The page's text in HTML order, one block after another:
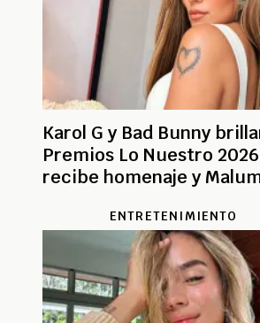
Karol G y Bad Bunny
Premios Lo Nuestro
recibe homenaje y
ENTRETENIMIENTO